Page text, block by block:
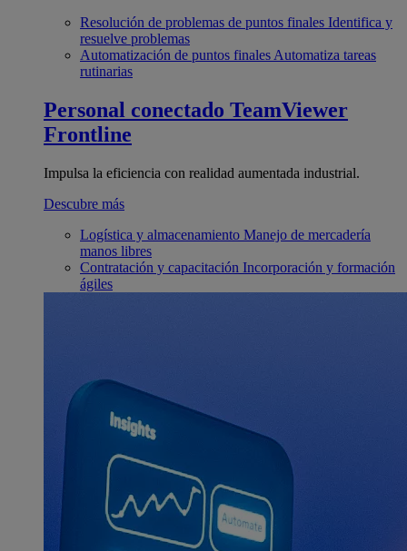
Resolución de problemas de puntos finales Identifica y
resuelve problemas
Automatización de puntos finales Automatiza tareas
rutinarias
Personal conectado TeamViewer
Frontline
Impulsa la eficiencia con realidad aumentada industrial.
Descubre más
Logística y almacenamiento Manejo de mercadería
manos libres
Contratación y capacitación Incorporación y formación
ágiles